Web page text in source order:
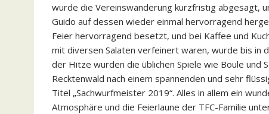
wurde die Vereinswanderung kurzfristig abgesagt,
Guido auf dessen wieder einmal hervorragend
Feier hervorragend besetzt, und bei Kaffee und
mit diversen Salaten verfeinert waren, wurde bis in
der Hitze wurden die üblichen Spiele wie Boule und
Recktenwald nach einem spannenden und sehr
Titel „Sachwurfmeister 2019“. Alles in allem ein
Atmosphäre und die Feierlaune der TFC-Familie